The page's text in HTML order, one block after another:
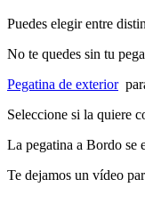
Puedes elegir entre
No te quedes sin tu
Pegatina de exterior
Seleccione si la quiere
La pegatina a Bordo se
Te dejamos un vídeo